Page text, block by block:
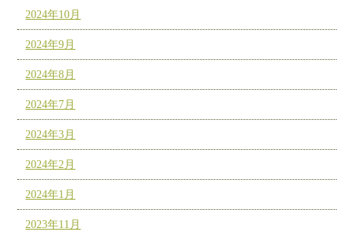
2024年10月
2024年9月
2024年8月
2024年7月
2024年3月
2024年2月
2024年1月
2023年11月